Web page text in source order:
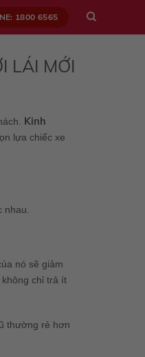
1800 6565
LÁI MỚI
Kinh
lựa chiếc xe
nhau.
nó sẽ giảm
chỉ trả ít
thường rẻ hơn